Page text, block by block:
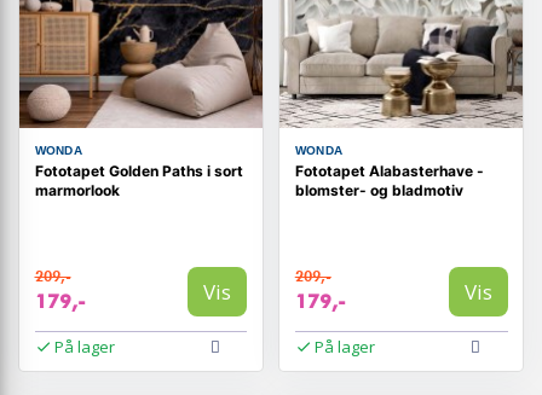
WONDA
Fototapet Golden Paths i sort
marmorlook
209,-
179,- Vis
På lager
WONDA
Fototapet Alabasterhave -
blomster- og bladmotiv
209,-
179,- Vis
På lager